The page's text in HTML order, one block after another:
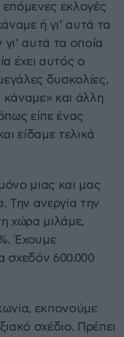
επόμενες εκλογές
ή γι’ αυτά τα
αυτά τα οποία
έχει αυτός ο
δυσκολίες,
και άλλη
είπε ένας
είδαμε τελικά
μιας και μας
Την ανεργία την
χώρα μιλάμε,
Έχουμε
σχεδόν 600.000
εκπονούμε
σχέδιο. Πρέπει